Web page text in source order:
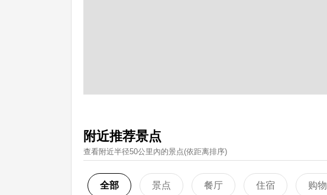
附近推荐景点
查看附近半径50公里內的景点(依距离排序)
全部 景点 餐厅 住宿 购物